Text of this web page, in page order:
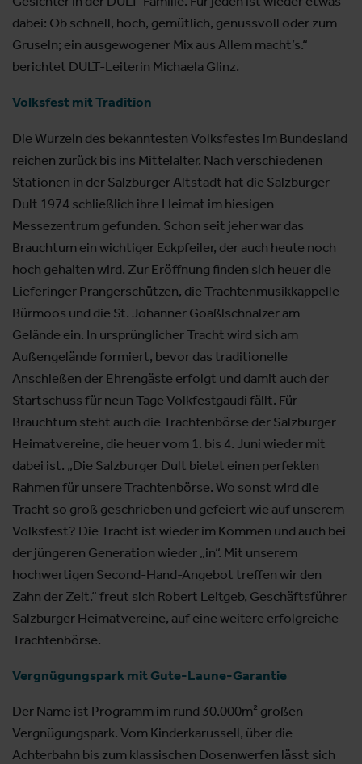
dabei: Ob schnell, hoch, gemütlich, genussvoll oder zum
Gruseln; ein ausgewogener Mix aus Allem macht’s.“
berichtet DULT-Leiterin Michaela Glinz.
Volksfest mit Tradition
Die Wurzeln des bekanntesten Volksfestes im Bundesland
reichen zurück bis ins Mittelalter. Nach verschiedenen
Stationen in der Salzburger Altstadt hat die Salzburger
Dult 1974 schließlich ihre Heimat im hiesigen
Messezentrum gefunden. Schon seit jeher war das
Brauchtum ein wichtiger Eckpfeiler, der auch heute noch
hoch gehalten wird. Zur Eröffnung finden sich heuer die
Lieferinger Prangerschützen, die Trachtenmusikkappelle
Bürmoos und die St. Johanner Goaßlschnalzer am
Gelände ein. In ursprünglicher Tracht wird sich am
Außengelände formiert, bevor das traditionelle
Anschießen der Ehrengäste erfolgt und damit auch der
Startschuss für neun Tage Volkfestgaudi fällt. Für
Brauchtum steht auch die Trachtenbörse der Salzburger
Heimatvereine, die heuer vom 1. bis 4. Juni wieder mit
dabei ist. „Die Salzburger Dult bietet einen perfekten
Rahmen für unsere Trachtenbörse. Wo sonst wird die
Tracht so groß geschrieben und gefeiert wie auf unserem
Volksfest? Die Tracht ist wieder im Kommen und auch bei
der jüngeren Generation wieder „in“. Mit unserem
hochwertigen Second-Hand-Angebot treffen wir den
Zahn der Zeit.“ freut sich Robert Leitgeb, Geschäftsführer
Salzburger Heimatvereine, auf eine weitere erfolgreiche
Trachtenbörse.
Vergnügungspark mit Gute-Laune-Garantie
Der Name ist Programm im rund 30.000m² großen
Vergnügungspark. Vom Kinderkarussell, über die
Achterbahn bis zum klassischen Dosenwerfen lässt sich